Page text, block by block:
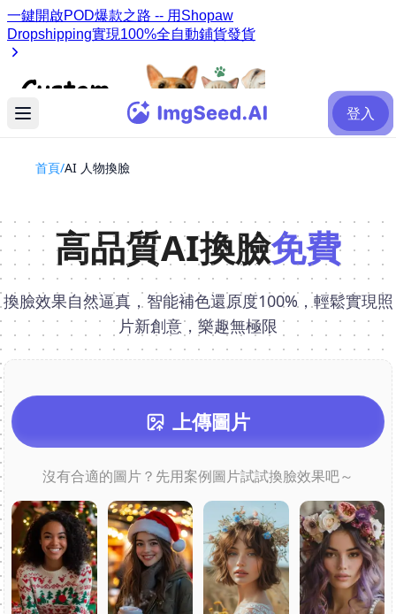
登入
首頁/AI 人物換臉
高品質AI換臉免費
換臉效果自然逼真，智能補色還原度100%，輕鬆實現照
片新創意，樂趣無極限
上傳圖片
沒有合適的圖片？先用案例圖片試試換臉效果吧～